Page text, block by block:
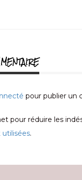
pour publier un
pour réduire les
.